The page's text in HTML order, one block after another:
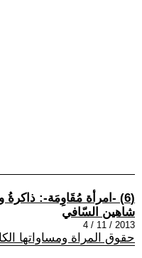
(6) -امرأة مُقَاوِمَة-: ذاكرةُ وطنٍ وكفاحٍ..
شاهين السّافي
2013 / 11 / 4
حقوق المراة ومساواتها